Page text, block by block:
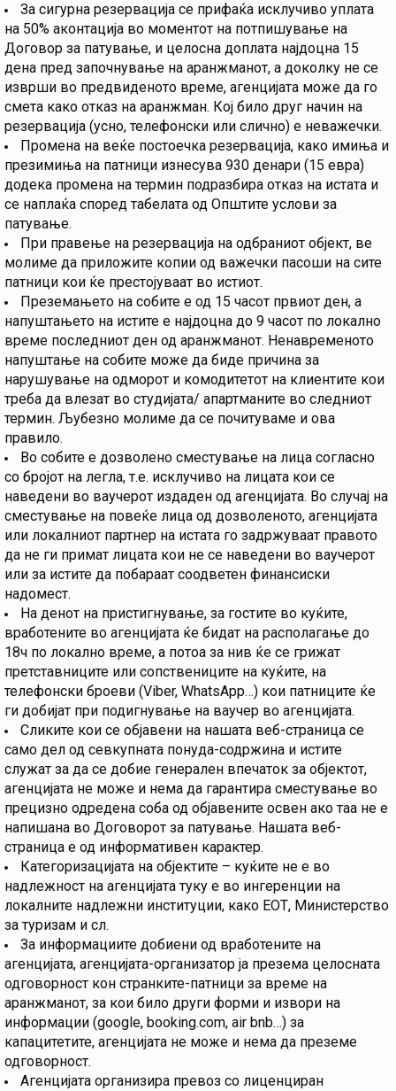
За сигурна резервација се прифаќа исклучиво уплата
на 50% аконтација во моментот на потпишување на
Договор за патување, и целосна доплата најдоцна 15
дена пред започнување на аранжманот, а доколку не се
изврши во предвиденото време, агенцијата може да го
смета како отказ на аранжман. Кој било друг начин на
резервација (усно, телефонски или слично) е неважечки.
Промена на веќе постоечка резервација, како имиња и
презимиња на патници изнесува 930 денари (15 евра)
додека промена на термин подразбира отказ на истата и
се наплаќа според табелата од Општите услови за
патување.
При правење на резервација на одбраниот објект, ве
молиме да приложите копии од важечки пасоши на сите
патници кои ќе престојуваат во истиот.
Преземањето на собите е од 15 часот првиот ден, а
напуштањето на истите е најдоцна до 9 часот по локално
време последниот ден од аранжманот. Ненавременото
напуштање на собите може да биде причина за
нарушување на одморот и комодитетот на клиентите кои
треба да влезат во студијата/ апартманите во следниот
термин. Љубезно молиме да се почитуваме и ова
правило.
Во собите е дозволено сместување на лица согласно
со бројот на легла, т.е. исклучиво на лицата кои се
наведени во ваучерот издаден од агенцијата. Во случај на
сместување на повеќе лица од дозволеното, агенцијата
или локалниот партнер на истата го задржуваат правото
да не ги примат лицата кои не се наведени во ваучерот
или за истите да побараат соодветен финансиски
надомест.
На денот на пристигнување, за гостите во куќите,
вработените во агенцијата ќе бидат на располагање до
18ч по локално време, а потоа за нив ќе се грижат
претставниците или сопствениците на куќите, на
телефонски броеви (Viber, WhatsApp…) кои патниците ќе
ги добијат при подигнување на ваучер во агенцијата.
Сликите кои се објавени на нашата веб-страница се
само дел од севкупната понуда-содржина и истите
служат за да се добие генерален впечаток за објектот,
агенцијата не може и нема да гарантира сместување во
прецизно одредена соба од објавените освен ако таа не е
напишана во Договорот за патување. Нашата веб-
страница е од информативен карактер.
Категоризацијата на објектите – куќите не е во
надлежност на агенцијата туку е во ингеренции на
локалните надлежни институции, како ЕОТ, Министерство
за туризам и сл.
За информациите добиени од вработените на
агенцијата, агенцијата-организатор ја презема целосната
одговорност кон странките-патници за време на
аранжманот, за кои било други форми и извори на
информации (google, booking.com, air bnb…) за
капацитетите, агенцијата не може и нема да преземе
одговорност.
Агенцијата организира превоз со лиценциран